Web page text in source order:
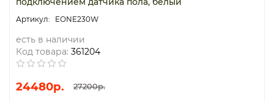
EONE230W
есть в наличии
Код товара: 361204
24480р. 27200р.